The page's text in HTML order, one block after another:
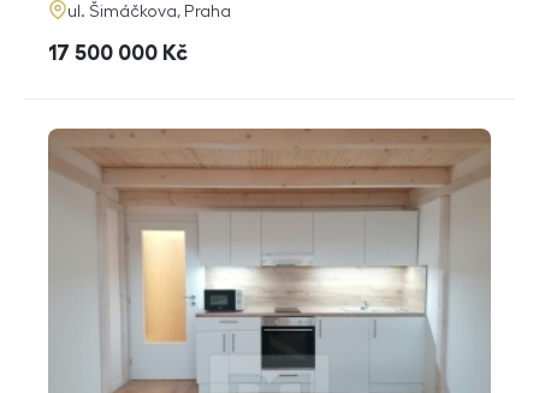
adresa
ul. Šimáčkova, Praha
cena
17 500 000 Kč